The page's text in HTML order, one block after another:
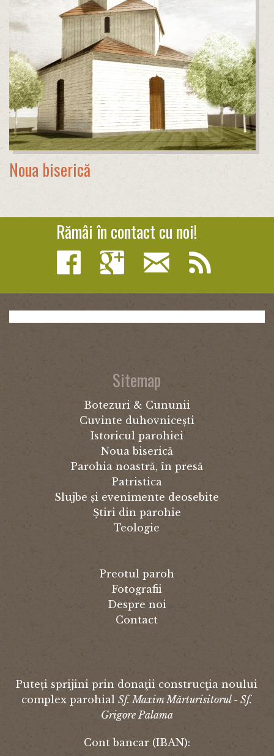
Noua biserică
Rămâi în contact cu noi!
Sitemap
Botezuri & Cununii
Cuvinte duhovnicești
Istoricul parohiei
Noua biserică
Parohia noastră, în presă
Patristica
Slujbe și evenimente deosebite
Știri din parohie
Teologie
Preotul paroh
Fotografii
Despre noi
Contact
Puteți sprijini prin donaţii construcţia noului
complex parohialSf. Maxim Mărturisitorul - Sf.
Grigore Palama
Cont bancar (IBAN):